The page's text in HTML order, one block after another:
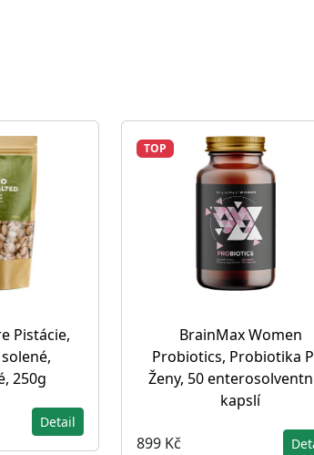
Pistácie,
250g
Detail
TOP
BrainMax Women
Probiotics, Probiotika
Ženy, 50
kapslí
899 Kč